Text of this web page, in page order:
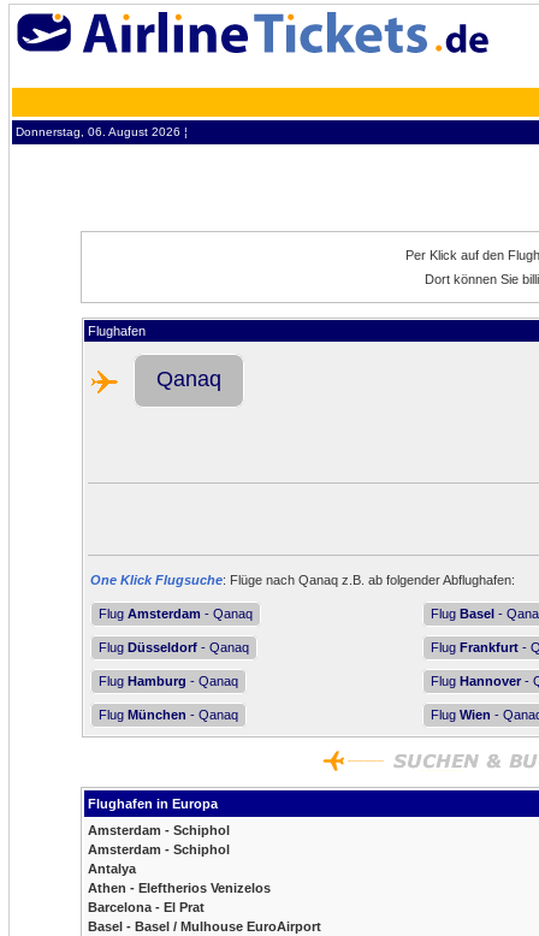
Donnerstag, 06. August 2026 ¦
Per Klick auf den
Dort können Sie
Flughafen
Qanaq
One Klick Flugsuche: Flüge nach Qanaq z.B. ab folgender Abflughafen:
Flug Amsterdam - Qanaq Flug Basel -
Flug Düsseldorf - Qanaq Flug Frankfurt -
Flug Hamburg - Qanaq Flug Hannover -
Flug München - Qanaq Flug Wien -
Flughafen in Europa
Amsterdam - Schiphol
Amsterdam - Schiphol
Antalya
Athen - Eleftherios Venizelos
Barcelona - El Prat
Basel - Basel / Mulhouse EuroAirport